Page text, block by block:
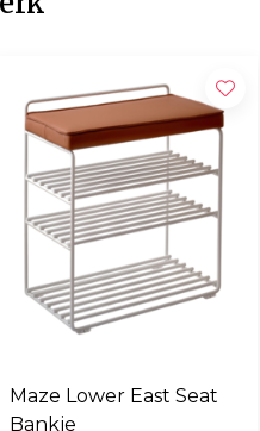
Maze Lower East Seat
Bankje